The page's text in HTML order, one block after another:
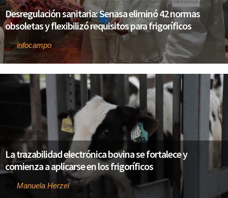
Desregulación sanitaria: Senasa eliminó 42 normas
obsoletas y flexibilizó requisitos para frigoríficos
Porinfocampo
La trazabilidad electrónica bovina se fortalece y
comienza a aplicarse en los frigoríficos
Manuela Herzel